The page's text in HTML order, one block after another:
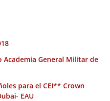
Academia General Militar de
para el CEI** Crown
EAU